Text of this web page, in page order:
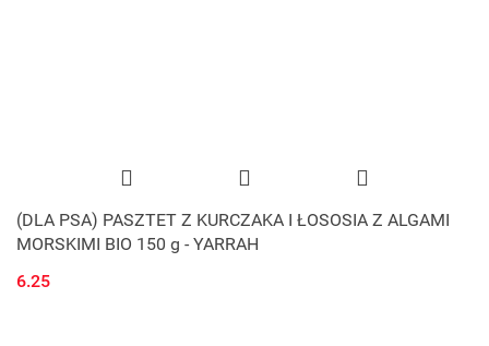
(DLA PSA) PASZTET Z KURCZAKA I ŁOSOSIA Z ALGAMI
MORSKIMI BIO 150 g - YARRAH
6.25